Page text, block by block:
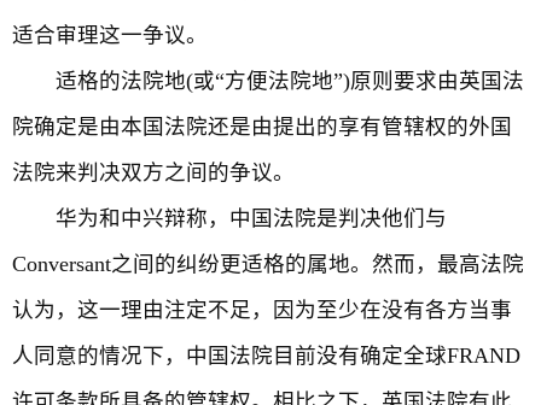
适合审理这一争议。
适格的法院地(或“方便法院地”)原则要求由英国法
院确定是由本国法院还是由提出的享有管辖权的外国
法院来判决双方之间的争议。
华为和中兴辩称，中国法院是判决他们与
Conversant之间的纠纷更适格的属地。然而，最高法院
认为，这一理由注定不足，因为至少在没有各方当事
人同意的情况下，中国法院目前没有确定全球FRAND